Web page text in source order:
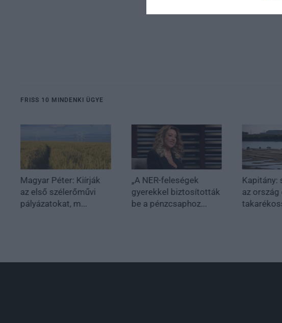
FRISS 10 MINDENKI ÜGYE
Magyar Péter: Kiírják
az első szélerőművi
pályázatokat, m...
„A NER-feleségek
gyerekkel biztosították
be a pénzcsaphoz...
Kapitány:
az ország